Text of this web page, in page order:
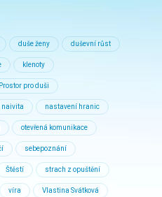
duše ženy duševní růst
klenoty
pro duši
naivita nastavení hranic
otevřená komunikace
sebepoznání
Štěstí strach z opuštění
víra Vlastina Svátková